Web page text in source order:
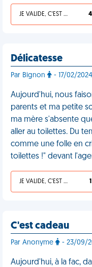
JE VALIDE, C'EST UNE VDM
Délicatesse
Par Bignon - 17/02/
Aujourd'hui, nous
parents et ma petite
ma mère s'absente
aller au toilettes. Du
comme une folle en
toilettes !" devant
JE VALIDE, C'EST UNE VDM
C'est cadeau
Par Anonyme - 23/09/
Aujourd'hui, à la fac,